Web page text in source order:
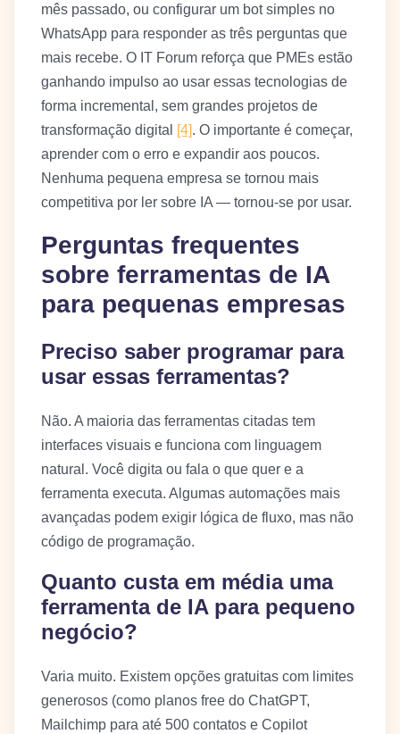
mês passado, ou configurar um bot simples no
WhatsApp para responder as três perguntas que
mais recebe. O IT Forum reforça que PMEs estão
ganhando impulso ao usar essas tecnologias de
forma incremental, sem grandes projetos de
transformação digital
[4]. O importante é começar,
aprender com o erro e expandir aos poucos.
Nenhuma pequena empresa se tornou mais
competitiva por ler sobre IA — tornou-se por usar.
Perguntas frequentes
sobre ferramentas de IA
para pequenas empresas
Preciso saber programar para
usar essas ferramentas?
Não. A maioria das ferramentas citadas tem
interfaces visuais e funciona com linguagem
natural. Você digita ou fala o que quer e a
ferramenta executa. Algumas automações mais
avançadas podem exigir lógica de fluxo, mas não
código de programação.
Quanto custa em média uma
ferramenta de IA para pequeno
negócio?
Varia muito. Existem opções gratuitas com limites
generosos (como planos free do ChatGPT,
Mailchimp para até 500 contatos e Copilot